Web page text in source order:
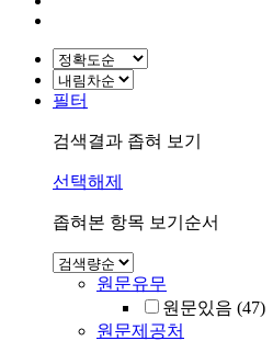
필터
검색결과 좁혀 보기
선택해제
좁혀본 항목 보기순서
원문유무
원문있음 (47)
원문제공처